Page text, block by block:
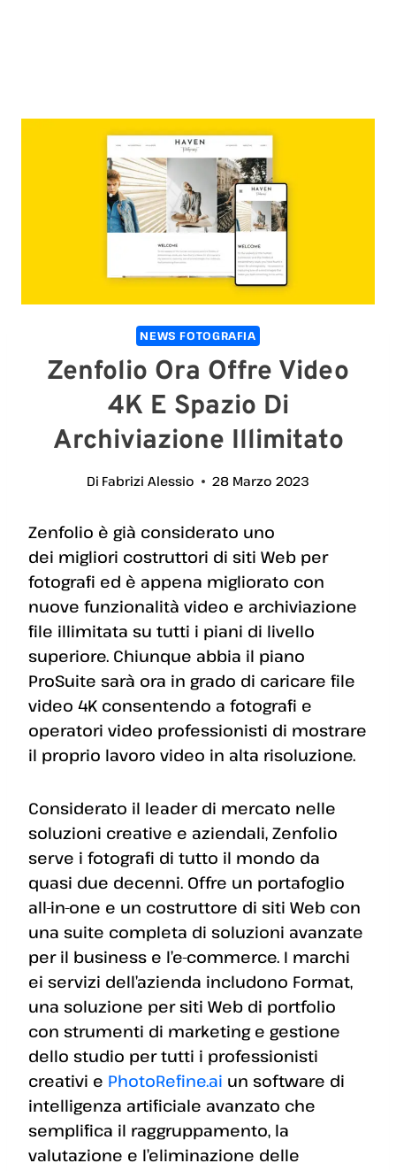
NEWS FOTOGRAFIA
Zenfolio Ora Offre Video
4K E Spazio Di
Archiviazione Illimitato
Di Fabrizi Alessio 28 Marzo 2023
Zenfolio è già considerato uno
dei migliori costruttori di siti Web per
fotografi ed è appena migliorato con
nuove funzionalità video e archiviazione
file illimitata su tutti i piani di livello
superiore. Chiunque abbia il piano
ProSuite sarà ora in grado di caricare file
video 4K consentendo a fotografi e
operatori video professionisti di mostrare
il proprio lavoro video in alta risoluzione.
Considerato il leader di mercato nelle
soluzioni creative e aziendali, Zenfolio
serve i fotografi di tutto il mondo da
quasi due decenni. Offre un portafoglio
all-in-one e un costruttore di siti Web con
una suite completa di soluzioni avanzate
per il business e l’e-commerce. I marchi
ei servizi dell’azienda includono Format,
una soluzione per siti Web di portfolio
con strumenti di marketing e gestione
dello studio per tutti i professionisti
creativi e PhotoRefine.ai un software di
intelligenza artificiale avanzato che
semplifica il raggruppamento, la
valutazione e l’eliminazione delle